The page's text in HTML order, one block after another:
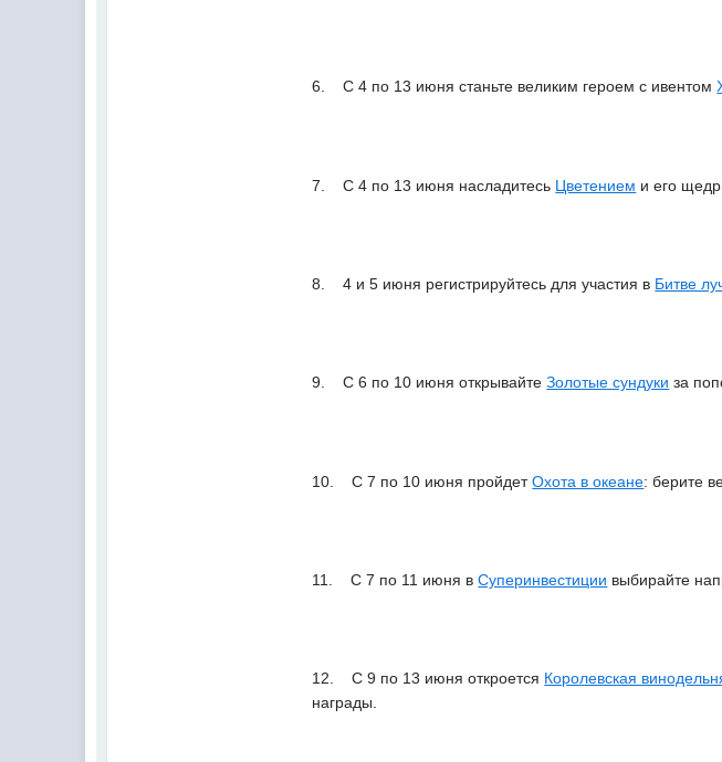
6. С 4 по 13 июня станьте великим героем с ивентом
7. С 4 по 13 июня насладитесь Цветением и его
8. 4 и 5 июня регистрируйтесь для участия в Битве
9. С 6 по 10 июня открывайтеЗолотые сундуки за
10. С 7 по 10 июня пройдетОхота в океане: берите
11. С 7 по 11 июня вСуперинвестиции выбирайте
12. С 9 по 13 июня откроется Королевская
награды.